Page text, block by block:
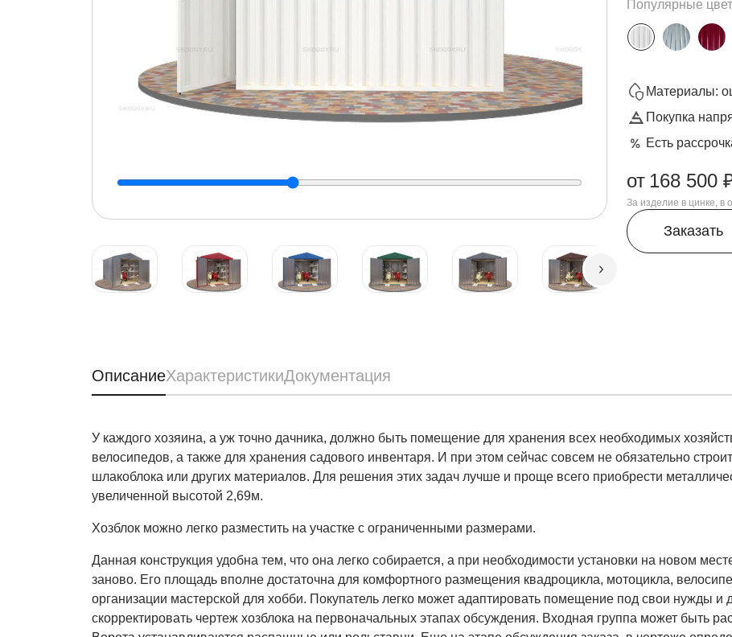
Популярные
Материалы:
Покупка
Есть
от 168 500
За изделие в цинке, в
Заказать
ОписаниеХарактеристикиДокументация
У каждого хозяина, а уж точно дачника, должно быть помещение для хранения всех необходимых
велосипедов, а также для хранения садового инвентаря. И при этом сейчас совсем не обязательно
шлакоблока или других материалов. Для решения этих задач лучше и проще всего приобрести
увеличенной высотой 2,69м.
Хозблок можно легко разместить на участке с ограниченными размерами.
Данная конструкция удобна тем, что она легко собирается, а при необходимости установки на новом
заново. Его площадь вполне достаточна для комфортного размещения квадроцикла, мотоцикла,
организации мастерской для хобби. Покупатель легко может адаптировать помещение под свои нужды и
скорректировать чертеж хозблока на первоначальных этапах обсуждения. Входная группа может быть